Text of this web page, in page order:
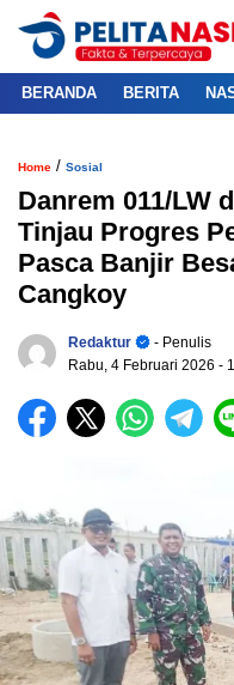
BERANDA BERITA
Home / Sosial
Danrem 011/LW
Tinjau Progres
Pasca Banjir
Cangkoy
Redaktur
- Penulis
Rabu, 4 Februari 2026 -